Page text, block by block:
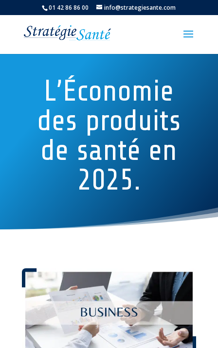
01 42 86 86 00 info@strategiesante.com
L’Économie
des produits
de santé en
2025.